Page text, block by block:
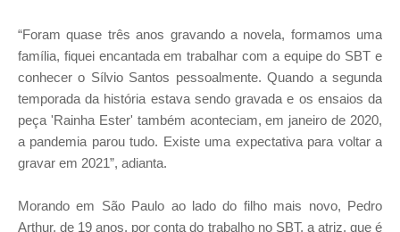
“Foram quase três anos gravando a novela, formamos uma
família, fiquei encantada em trabalhar com a equipe do SBT e
conhecer o Sílvio Santos pessoalmente. Quando a segunda
temporada da história estava sendo gravada e os ensaios da
peça 'Rainha Ester' também aconteciam, em janeiro de 2020,
a pandemia parou tudo. Existe uma expectativa para voltar a
gravar em 2021”, adianta.
Morando em São Paulo ao lado do filho mais novo, Pedro
Arthur, de 19 anos, por conta do trabalho no SBT, a atriz, que é